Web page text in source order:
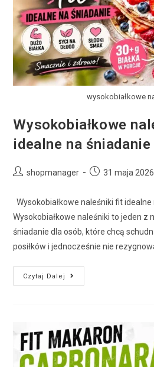
wysokobiałkowe
Wysokobiałkowe
idealne na śniadanie
shopmanager 31 maja 2026
Wysokobiałkowe naleśniki fit idealne
Wysokobiałkowe naleśniki to jeden z
śniadanie dla osób, które chcą
posiłków i jednocześnie nie
Czytaj Dalej